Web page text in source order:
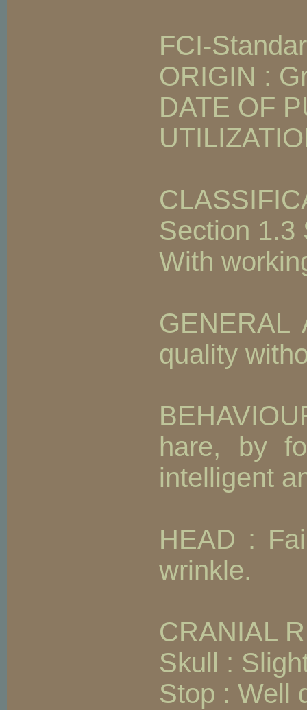
FCI-
ORIGIN :
DATE OF
Section 1.3
With
GENERAL
quality
hare, by
intelligent
HEAD :
wrinkle.
CRANIAL
Skull :
Stop : Well